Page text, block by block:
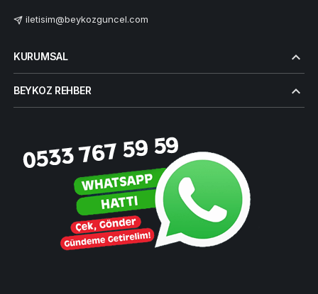
iletisim@beykozguncel.com
KURUMSAL
BEYKOZ REHBER